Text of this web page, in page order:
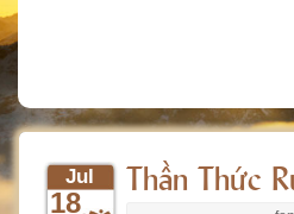
Thần Thức
Jul
18